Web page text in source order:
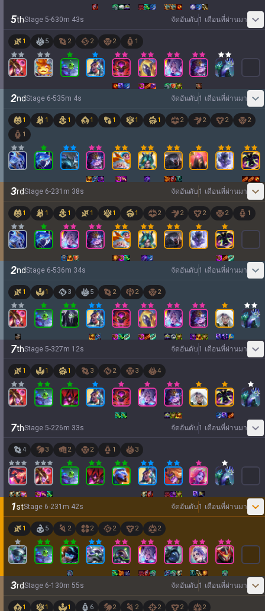
5thStage 5-630m 43s จัดอันดับ 1 เดือนที่ผ่านมา
1 5 2 2 2 1
2ndStage 6-535m 4s จัดอันดับ 1 เดือนที่ผ่านมา
1 1 1 1 1 1 1 2 2 2
2
1
3rdStage 6-231 m 38s จัดอันดับ 1 เดือนที่ผ่านมา
1 1 1 1 1 1 2 2 2 2 1
2ndStage 6-536m 34s จัดอันดับ 1 เดือนที่ผ่านมา
1 1 3 5 2 2 2
7thStage 5-327m 12s จัดอันดับ 1 เดือนที่ผ่านมา
1 1 1 3 2 3 4
7thStage 5-226m 33s จัดอันดับ 1 เดือนที่ผ่านมา
4 3 2 2 1 3
1stStage 6-231 m 42s จัดอันดับ 1 เดือนที่ผ่านมา
1 5 2 2 2 2 2
3rdStage 6-1 30m 55s จัดอันดับ 1 เดือนที่ผ่านมา
1 1 1 6 2 2 2 2 2